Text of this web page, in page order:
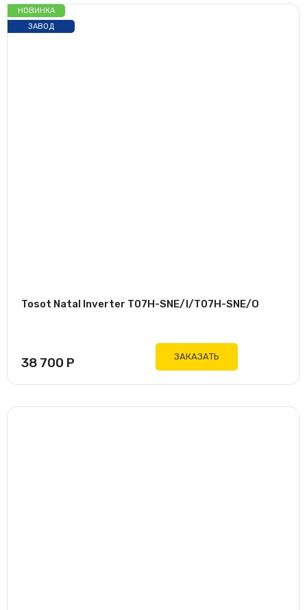
НОВИНКА
ЗАВОД
Tosot Natal Inverter T07H-SNE/I/T07H-SNE/O
38 700 Р ЗАКАЗАТЬ